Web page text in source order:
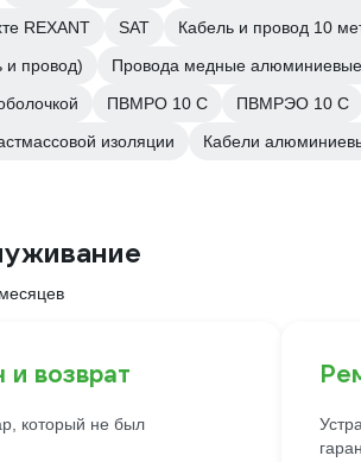
REXANT
SAT Кабель и провод 10
и провод)
Провода медные алюминиевые
ПВМРО 10 С ПВМРЭО 10 С
изоляции
Кабели
возврат
который не был